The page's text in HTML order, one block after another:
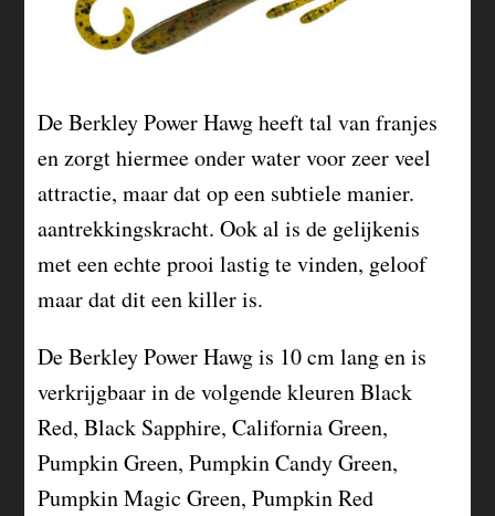
De Berkley Power Hawg heeft tal van franjes
en zorgt hiermee onder water voor zeer veel
attractie, maar dat op een subtiele manier.
aantrekkingskracht. Ook al is de gelijkenis
met een echte prooi lastig te vinden, geloof
maar dat dit een killer is.
De Berkley Power Hawg is 10 cm lang en is
verkrijgbaar in de volgende kleuren Black
Red, Black Sapphire, California Green,
Pumpkin Green, Pumpkin Candy Green,
Pumpkin Magic Green, Pumpkin Red